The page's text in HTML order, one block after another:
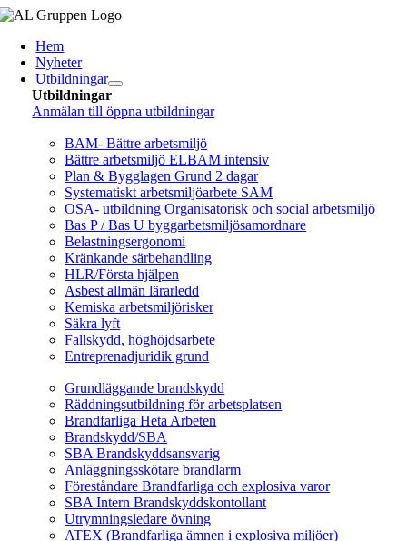
Fortsätt
innehållet
Hem
Nyheter
Utbildningar
Utbildningar
Anmälan till öppna utbildningar
BAM- Bättre arbetsmiljö
Bättre arbetsmiljö ELBAM intensiv
Plan & Bygglagen Grund 2 dagar
Systematiskt arbetsmiljöarbete SAM
OSA- utbildning Organisatorisk och social arbetsmiljö
Bas P / Bas U byggarbetsmiljösamordnare
Belastningsergonomi
Kränkande särbehandling
HLR/Första hjälpen
Asbest allmän lärarledd
Kemiska arbetsmiljörisker
Säkra lyft
Fallskydd, höghöjdsarbete
Entreprenadjuridik grund
Grundläggande brandskydd
Räddningsutbildning för arbetsplatsen
Brandfarliga Heta Arbeten
Brandskydd/SBA
SBA Brandskyddsansvarig
Anläggningsskötare brandlarm
Föreståndare Brandfarliga och explosiva varor
SBA Intern Brandskyddskontollant
Utrymningsledare övning
ATEX (Brandfarliga ämnen i explosiva miljöer)